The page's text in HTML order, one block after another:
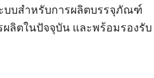
บบสำหรับการผลิตบรรจุภัณฑ์
ลิตในปัจจุบัน และพร้อมรองรับ